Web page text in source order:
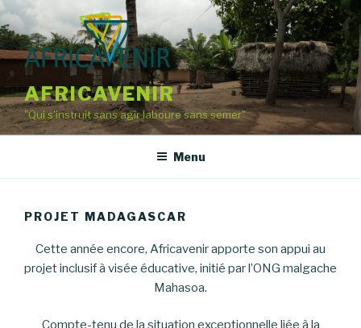
Aller
au
contenu
principal
AFRICAVENIR
"Qui s'instruit sans agir laboure sans semer"
Menu
PROJET MADAGASCAR
Cette année encore, Africavenir apporte son appui au
projet inclusif à visée éducative, initié par l’ONG malgache
Mahasoa.